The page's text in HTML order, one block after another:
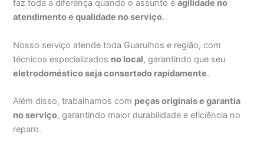
faz toda a diferença quando o assunto éagilidade no
atendimento e qualidade no serviço.
Nosso serviço atende toda Guarulhos e região, com
técnicos especializados no local, garantindo que seu
eletrodoméstico seja consertado rapidamente.
Além disso, trabalhamos com peças originais e garantia
no serviço, garantindo maior durabilidade e eficiência no
reparo.